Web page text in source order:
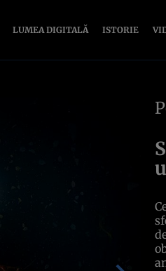
LUMEA DIGITALĂ ISTORIE